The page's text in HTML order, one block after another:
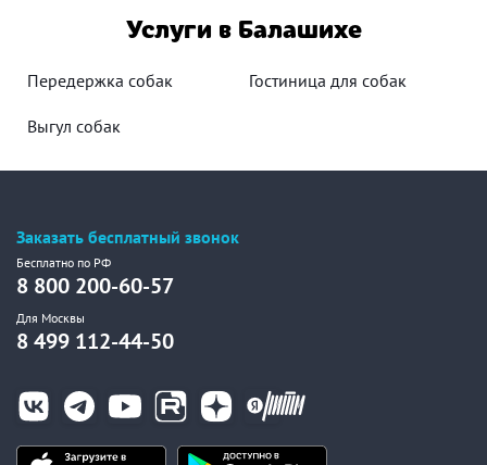
Услуги в Балашихе
Передержка собак Гостиница для собак
Выгул собак
Заказать бесплатный звонок
Бесплатно по РФ
8 800 200-60-57
Для Москвы
8 499 112-44-50